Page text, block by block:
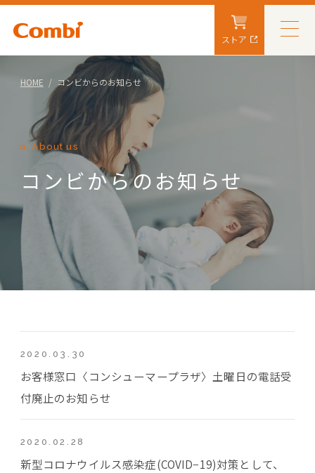
ストア
HOME コンビからのお知らせ
About us
コンビからのお知らせ
2020.03.30
お客様窓口〈コンシューマープラザ〉土曜日の電話受
付廃止のお知らせ
2020.02.28
新型コロナウイルス感染症(COVID−19)対策として、